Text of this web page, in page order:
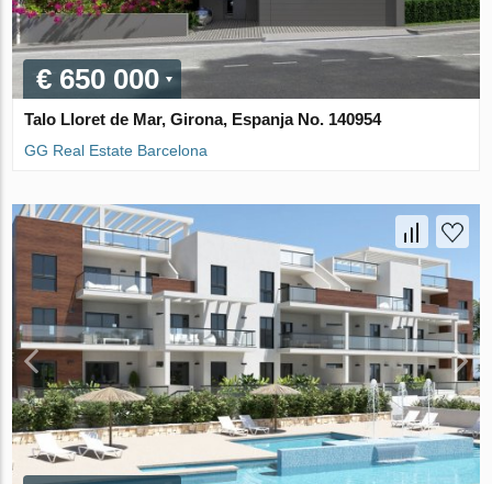
€ 650 000
Talo Lloret de Mar, Girona, Espanja No. 140954
GG Real Estate Barcelona